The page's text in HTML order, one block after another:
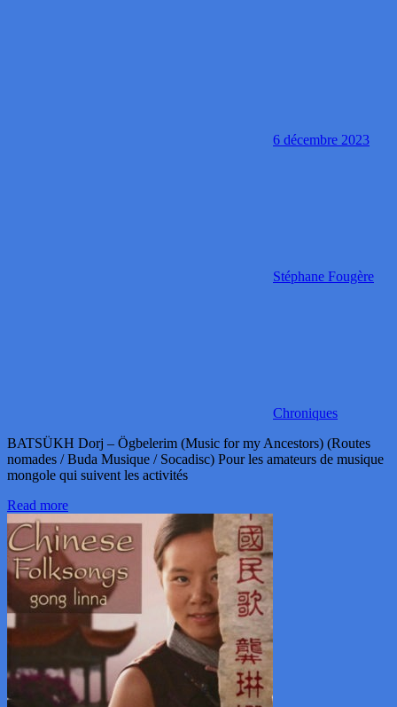
6 décembre 2023
Stéphane Fougère
Chroniques
BATSÜKH Dorj – Ögbelerim (Music for my Ancestors) (Routes
nomades / Buda Musique / Socadisc) Pour les amateurs de musique
mongole qui suivent les activités
Read more